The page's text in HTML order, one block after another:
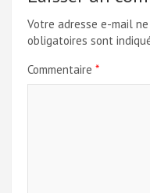
Votre adresse e-mail
obligatoires sont
Commentaire *